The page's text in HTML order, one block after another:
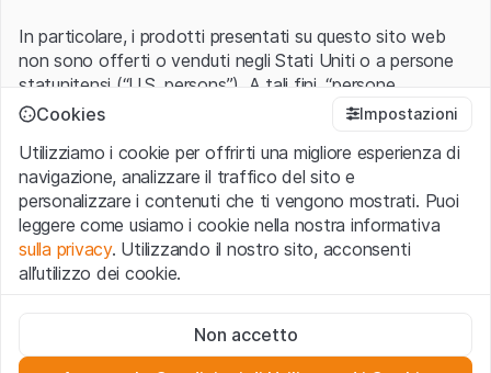
In particolare, i prodotti presentati su questo sito web
non sono offerti o venduti negli Stati Uniti o a persone
statunitensi (“U.S. persons”). A tali fini, “persone
statunitensi” vanno intese nel significato ad esse ascritto
1933 che include le persone residenti negli Stati Uniti
d’America, le società per azioni e le altre forme societarie
americane.
Condizioni di utilizzo e informazioni legali
Con l’accesso al sito web (di seguito, il “Sito”) si dichiara
avvertenze importanti e le condizioni di utilizzo ivi rese
Cookies Impostazioni
Utilizziamo i cookie per offrirti una migliore esperienza di
navigazione, analizzare il traffico del sito e
personalizzare i contenuti che ti vengono mostrati. Puoi
leggere come usiamo i cookie nella nostra informativa
sulla privacy. Utilizzando il nostro sito, acconsenti
all’utilizzo dei cookie.
Questi cookie sono necessari per il funzionamento del sito
web e non possono essere disattivati.
Non accetto